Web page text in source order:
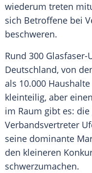
wiederum treten
sich Betroffene bei
beschweren.
Rund 300
Deutschland, von
als 10.000
kleinteilig, aber
im Raum gibt es: die
Verbandsvertreter
seine dominante
den kleineren
schwerzumachen.